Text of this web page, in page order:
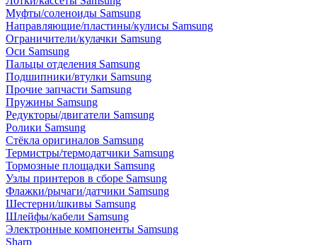
Муфты/соленоиды Samsung
Направляющие/пластины/кулисы Samsung
Ограничители/кулачки Samsung
Оси Samsung
Пальцы отделения Samsung
Подшипники/втулки Samsung
Прочие запчасти Samsung
Пружины Samsung
Редукторы/двигатели Samsung
Ролики Samsung
Стёкла оригиналов Samsung
Термистры/термодатчики Samsung
Тормозные площадки Samsung
Узлы принтеров в сборе Samsung
Флажки/рычаги/датчики Samsung
Шестерни/шкивы Samsung
Шлейфы/кабели Samsung
Электронные компоненты Samsung
Sharp